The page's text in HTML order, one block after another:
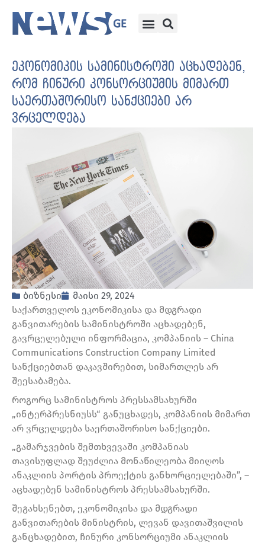
ეკონომიკის სამინისტროში აცხადებენ,
რომ ჩინური კონსორციუმის მიმართ
საერთაშორისო სანქციები არ
ვრცელდება
ბიზნესი
მაისი 29, 2024
საქართველოს ეკონომიკისა და მდგრადი
განვითარების სამინისტროში აცხადებენ,
გავრცელებული ინფორმაცია, კომპანიის – China
Communications Construction Company Limited
სანქციებთან დაკავშირებით, სიმართლეს არ
შეესაბამება.
როგორც სამინისტროს პრესსამსახურში
„ინტერპრესნიუსს“ განუცხადეს, კომპანიის მიმართ
არ ვრცელდება საერთაშორისო სანქციები.
„გამარჯვების შემთხვევაში კომპანიას
თავისუფლად შეუძლია მონაწილეობა მიიღოს
ანაკლიის პორტის პროექტის განხორციელებაში”, –
აცხადებენ სამინისტროს პრესსამსახურში.
შეგახსენებთ, ეკონომიკისა და მდგრადი
განვითარების მინისტრის, ლევან დავითაშვილის
განცხადებით, ჩინური კონსორციუმი ანაკლიის